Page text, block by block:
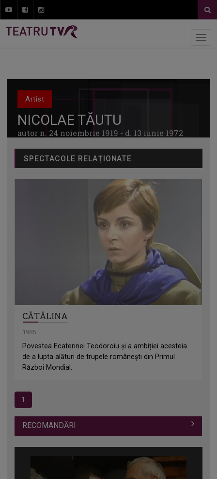
Artist
NICOLAE TĂUTU
autor n. 24 noiembrie 1919 - d. 13 iunie 1972
SPECTACOLE RELAȚIONATE
CĂTĂLINA
1985
Povestea Ecaterinei Teodoroiu și a ambiției acesteia
de a lupta alături de trupele românești din Primul
Război Mondial.
1
RECOMANDĂRI